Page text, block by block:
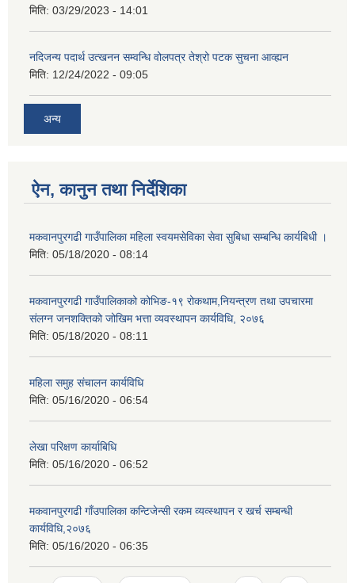
मिति: 03/29/2023 - 14:01
नदिजन्य पदार्थ उत्खनन सम्वन्धि वोलपत्र तेश्रो पटक सुचना आव्ह्यन
मिति: 12/24/2022 - 09:05
अन्य
ऐन, कानुन तथा निर्देशिका
मकवानपुरगढी गाउँपालिका महिला स्वयमसेविका सेवा सुबिधा सम्बन्धि कार्यबिधी ।
मिति: 05/18/2020 - 08:14
मकवानपुरगढी गाउँपालिकाको कोभिङ-१९ रोकथाम,नियन्त्रण तथा उपचारमा
संलग्न जनशक्तिको जोखिम भत्ता व्यवस्थापन कार्यविधि, २०७६
मिति: 05/18/2020 - 08:11
महिला समुह संचालन कार्यविधि
मिति: 05/16/2020 - 06:54
लेखा परिक्षण कार्याबिधि
मिति: 05/16/2020 - 06:52
मकवानपुरगढी गाँउपालिका कन्टिजेन्सी रकम व्यव्स्थापन र खर्च सम्बन्धी
कार्यविधि,२०७६
मिति: 05/16/2020 - 06:35